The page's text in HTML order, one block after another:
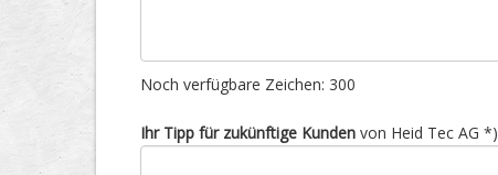
Noch verfügbare Zeichen: 300
Ihr Tipp für zukünftige Kunden von Heid Tec AG *)